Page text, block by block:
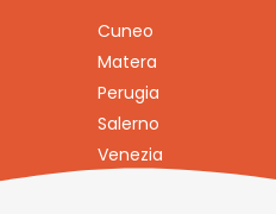
Cuneo
Matera
Perugia
Salerno
Venezia